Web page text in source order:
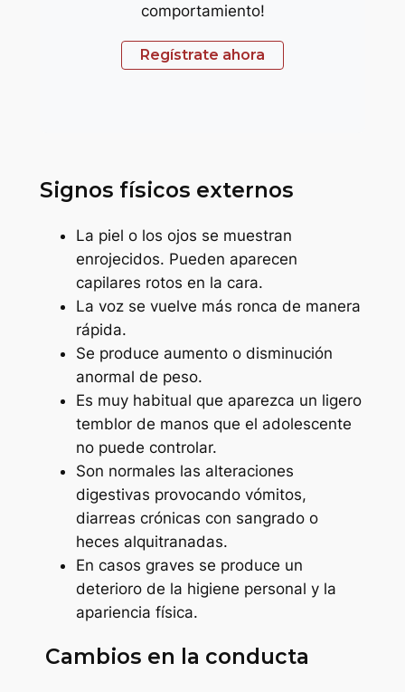
comportamiento!
Regístrate ahora
Signos físicos externos
La piel o los ojos se muestran
enrojecidos. Pueden aparecen
capilares rotos en la cara.
La voz se vuelve más ronca de manera
rápida.
Se produce aumento o disminución
anormal de peso.
Es muy habitual que aparezca un ligero
temblor de manos que el adolescente
no puede controlar.
Son normales las alteraciones
digestivas provocando vómitos,
diarreas crónicas con sangrado o
heces alquitranadas.
En casos graves se produce un
deterioro de la higiene personal y la
apariencia física.
Cambios en la conducta